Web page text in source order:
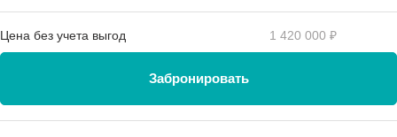
Цена без учета выгод 1 420 000 ₽
Забронировать